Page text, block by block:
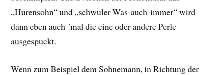
„Hurensohn“ und „schwuler Was-auch-immer“ wird
dann eben auch ´mal die eine oder andere Perle
ausgespuckt.
Wenn zum Beispiel dem Sohnemann, in Richtung der